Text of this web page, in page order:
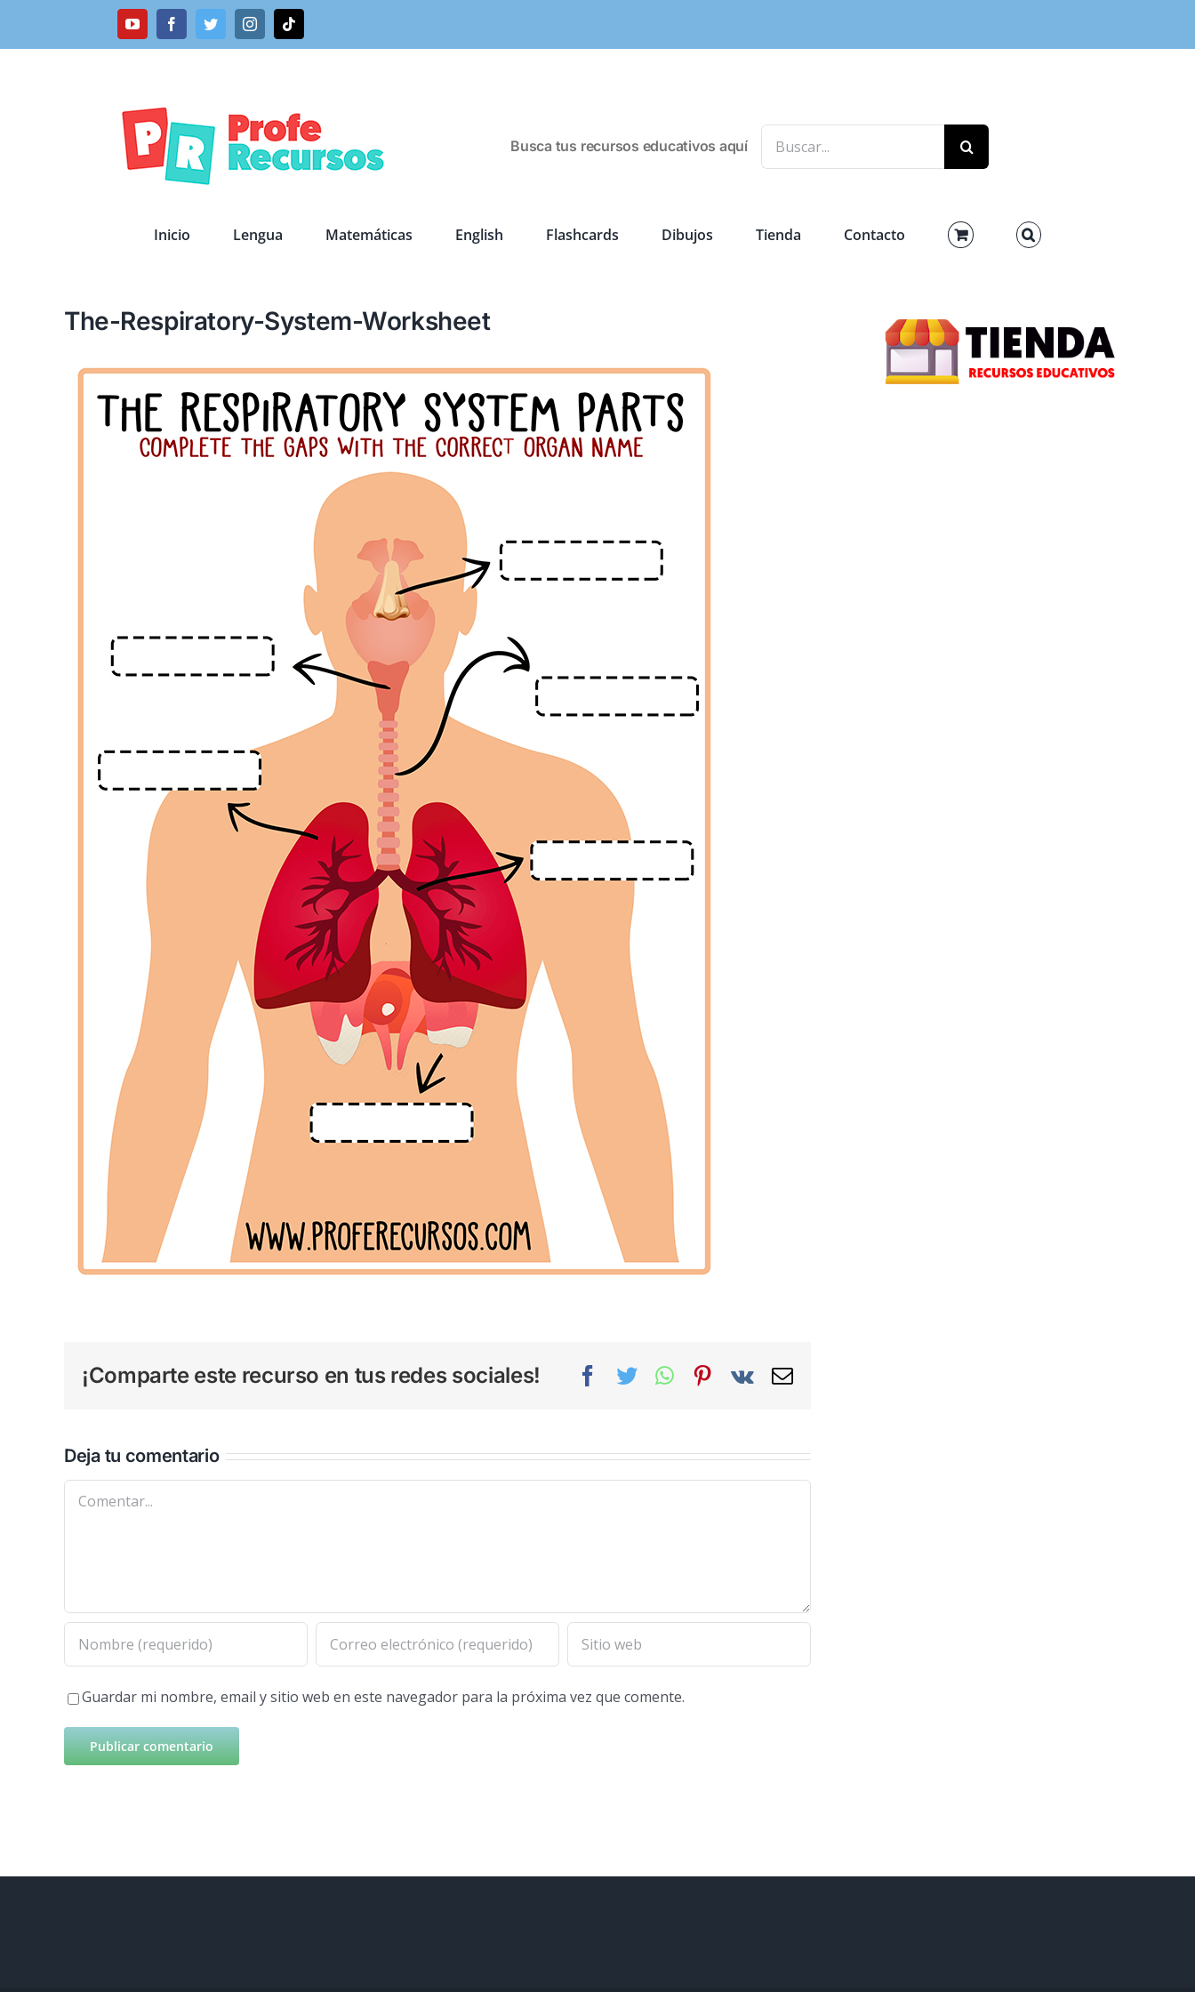
YouTubeFacebookTwitterInstagramTiktok
Busca tus recursos educativos aquí
Inicio Lengua Matemáticas English Flashcards Dibujos Tienda Contacto
The-Respiratory-System-Worksheet
¡Comparte este recurso en tus redes sociales! Facebook
TwitterWhatsAppPinterest
Vk
Correo
Deja tu comentario
Comentar
Guardar mi nombre, email y sitio web en este navegador para la próxima vez que comente.